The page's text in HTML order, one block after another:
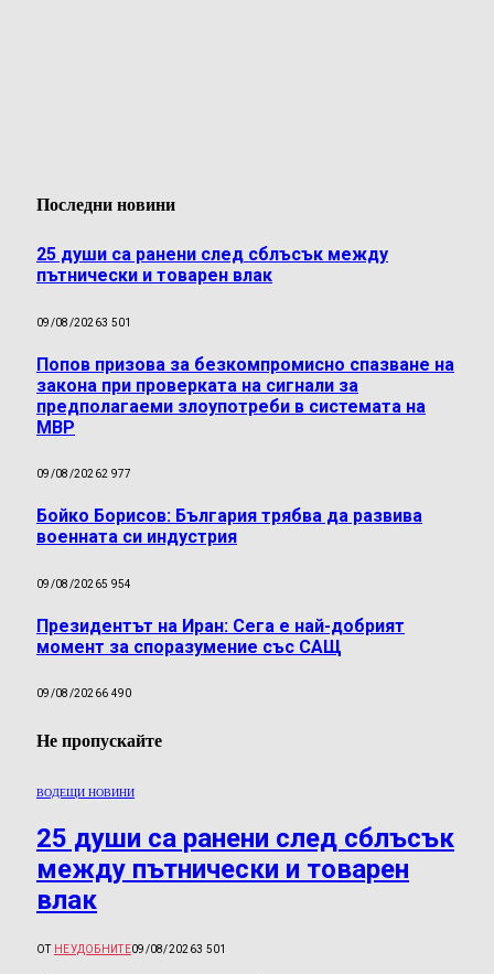
Последни новини
25 души са ранени след сблъсък между
пътнически и товарен влак
09/08/20263 501
Попов призова за безкомпромисно спазване на
закона при проверката на сигнали за
предполагаеми злоупотреби в системата на
МВР
09/08/20262 977
Бойко Борисов: България трябва да развива
военната си индустрия
09/08/20265 954
Президентът на Иран: Сега е най-добрият
момент за споразумение със САЩ
09/08/20266 490
Не пропускайте
ВОДЕЩИ НОВИНИ
25 души са ранени след сблъсък
между пътнически и товарен
влак
ОТ НЕУДОБНИТЕ09/08/20263 501